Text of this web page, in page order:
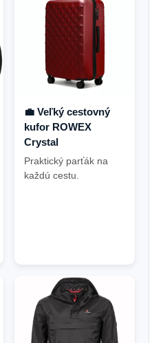
💼 Veľký cestovný
kufor ROWEX
Crystal
Praktický parťák na
každú cestu.